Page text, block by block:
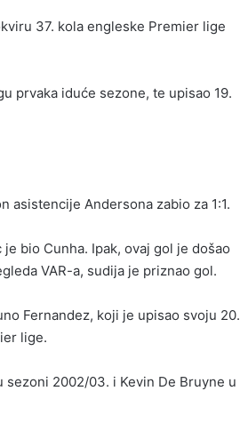
37. kola engleske Premier lige
prvaka iduće sezone, te upisao 19.
asistencije Andersona zabio za 1:1.
bio Cunha. Ipak, ovaj gol je došao
VAR-a, sudija je priznao gol.
Fernandez, koji je upisao svoju 20.
lige.
2002/03. i Kevin De Bruyne u